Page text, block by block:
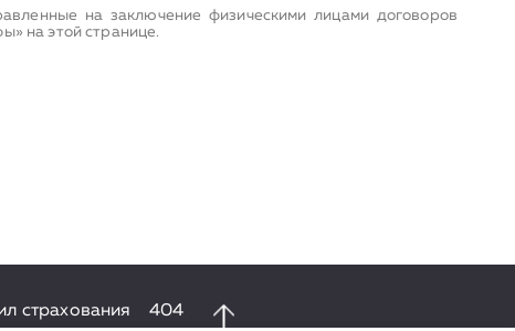
на заключение физическими лицами договоров
на этой странице.
страхования 404